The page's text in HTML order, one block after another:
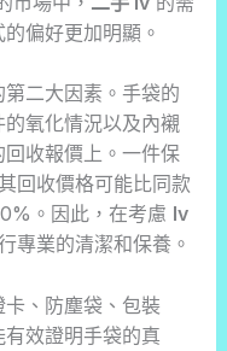
偏好更加明顯。
二大因素。手袋的
氧化情況以及內襯
收報價上。一件保
回收價格可能比同款
。因此，在考慮 lv
專業的清潔和保養。
、防塵袋、包裝
效證明手袋的真